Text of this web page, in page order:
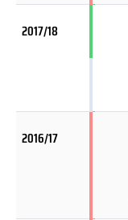
2017/18
2016/17